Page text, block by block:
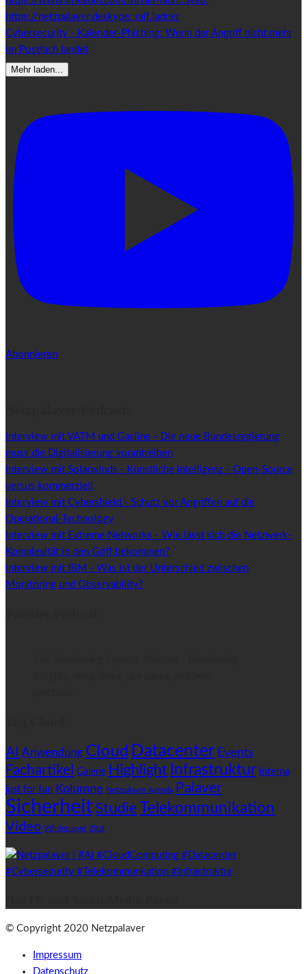
Cybersecurity - Kalender-Phishing: Wenn der Angriff nicht mehr
im Postfach landet
Mehr laden...
Abonnieren
Interview mit VATM und Gasline - Die neue Bundesregierung
muss die Digitalisierung vorantreiben
Interview mit Solarwinds - Künstliche Intelligenz - Open-Source
versus kommerziell
Interview mit Cybershield - Schutz vor Angriffen auf die
Operational-Technology
Interview mit Extreme Networks - Wie lässt sich die Netzwerk-
Komplexität in den Griff bekommen?
Interview mit IBM - Was ist der Unterschied zwischen
Monitoring und Observability?
AI Anwendung Cloud Datacenter Events
Fachartikel Galerie Highlight Infrastruktur Interna
just for fun Kolumne Netzpalaver Agenda Palaver
Sicherheit Studie Telekommunikation
Video Whitepaper Zitat
© Copyright 2020 Netzpalaver
Impressum
Datenschutz